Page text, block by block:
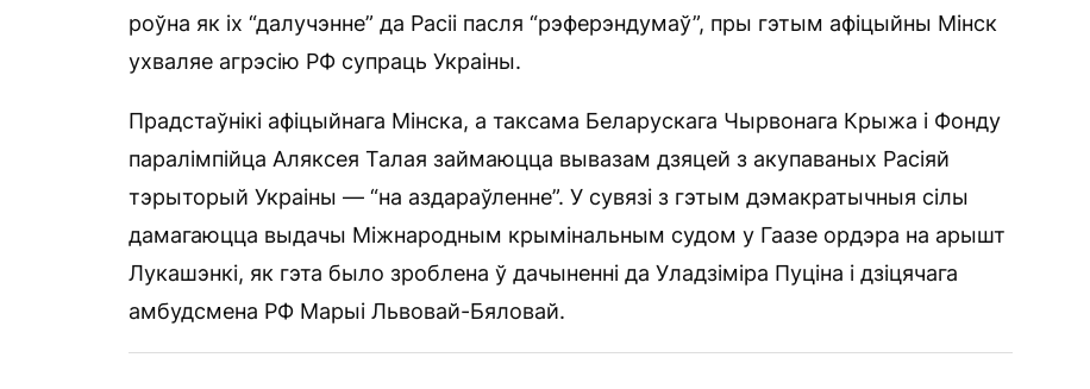
роўна як іх “далучэнне” да Расіі пасля “рэферэндумаў”, пры гэтым афіцыйны Мінск
ухваляе агрэсію РФ супраць Украіны.
Прадстаўнікі афіцыйнага Мінска, а таксама Беларускага Чырвонага Крыжа і Фонду
паралімпійца Аляксея Талая займаюцца вывазам дзяцей з акупаваных Расіяй
тэрыторый Украіны — “на аздараўленне”. У сувязі з гэтым дэмакратычныя сілы
дамагаюцца выдачы Міжнародным крымінальным судом у Гаазе ордэра на арышт
Лукашэнкі, як гэта было зроблена ў дачыненні да Уладзіміра Пуціна і дзіцячага
амбудсмена РФ Марыі Львовай-Бяловай.